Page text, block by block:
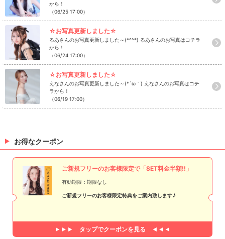
から！
（06/25 17:00）
☆お写真更新しました☆
るあさんのお写真更新しました～(*^^*) るあさんのお写真はコチラ
から！
（06/24 17:00）
☆お写真更新しました☆
えなさんのお写真更新しました～(*´ω｀) えなさんのお写真はコチ
ラから！
（06/19 17:00）
お得なクーポン
ご新規フリーのお客様限定で「SET料金半額!!」
有効期限：期限なし
ご新規フリーのお客様限定特典をご案内致します♪
タップでクーポンを見る